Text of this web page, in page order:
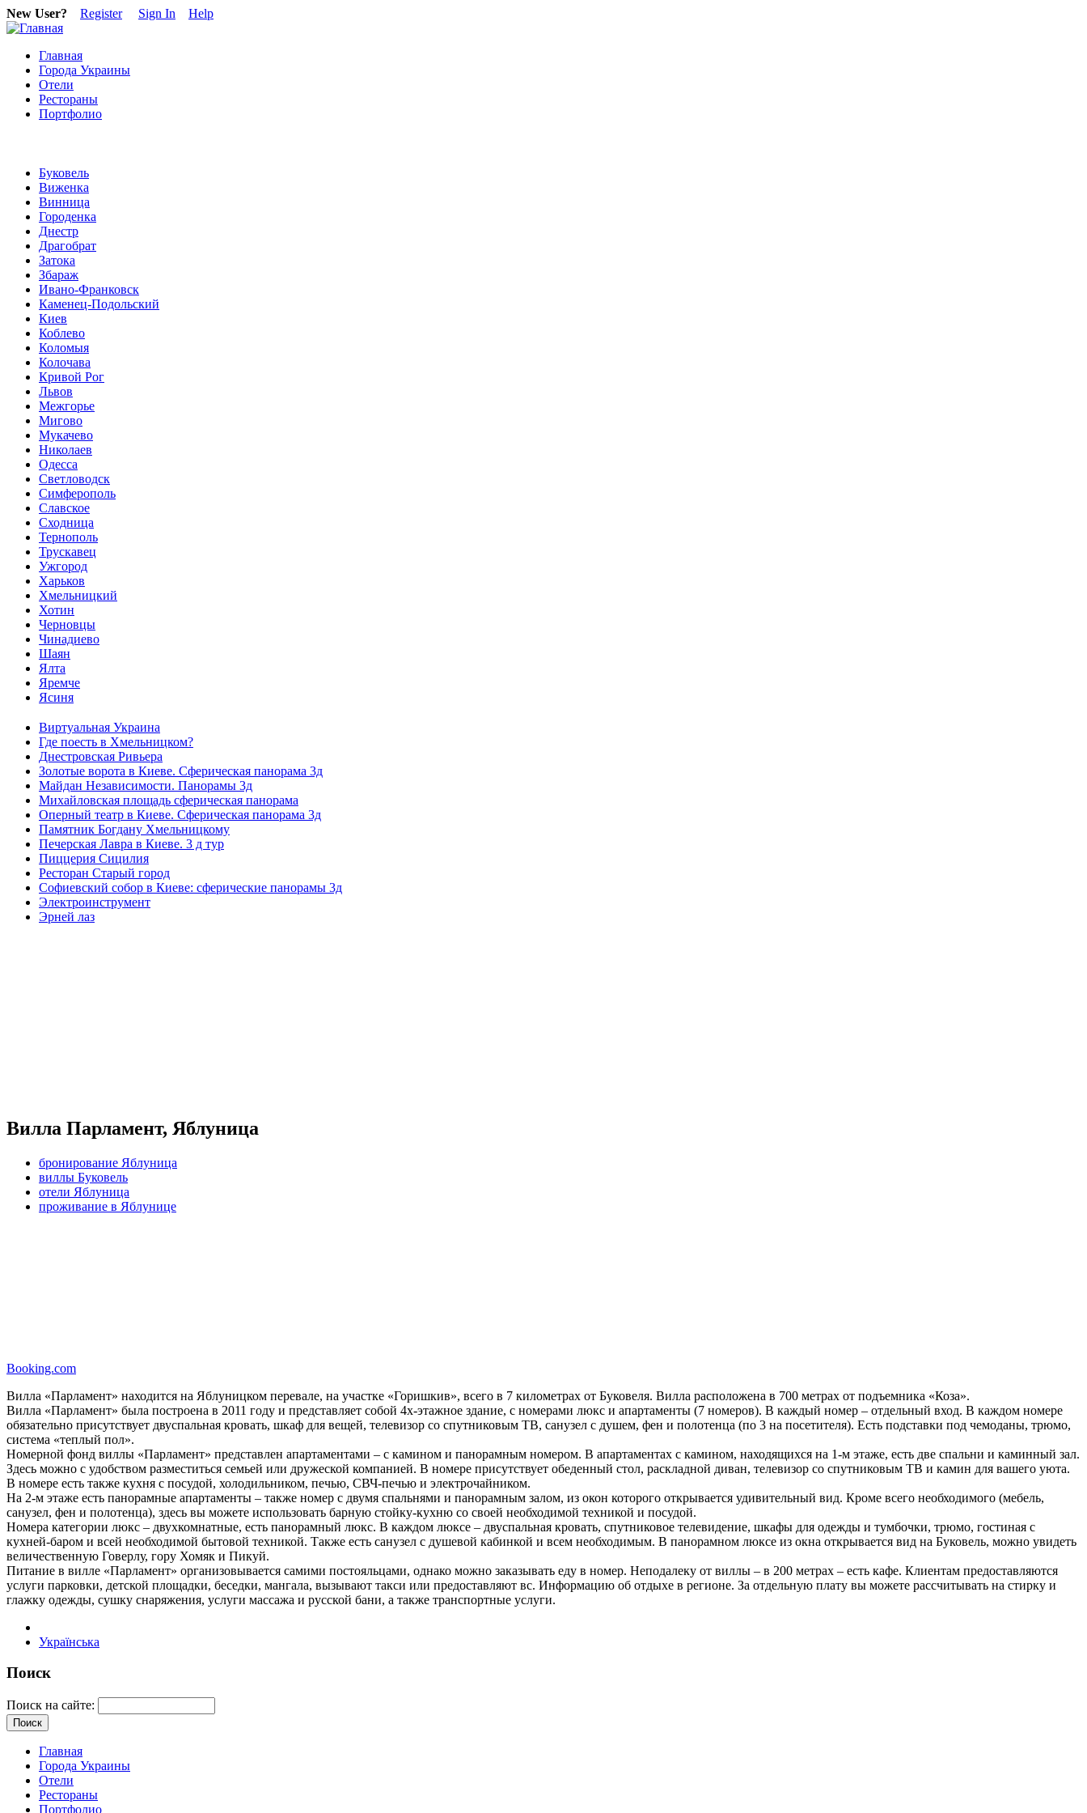
New User? Register Sign In Help
Главная
Города Украины
Отели
Рестораны
Портфолио
Буковель
Виженка
Винница
Городенка
Днестр
Драгобрат
Затока
Збараж
Ивано-Франковск
Каменец-Подольский
Киев
Коблево
Коломыя
Колочава
Кривой Рог
Львов
Межгорье
Мигово
Мукачево
Николаев
Одесса
Светловодск
Симферополь
Славское
Сходница
Тернополь
Трускавец
Ужгород
Харьков
Хмельницкий
Хотин
Черновцы
Чинадиево
Шаян
Ялта
Яремче
Ясиня
Виртуальная Украина
Где поесть в Хмельницком?
Днестровская Ривьера
Золотые ворота в Киеве. Сферическая панорама 3д
Майдан Независимости. Панорамы 3д
Михайловская площадь сферическая панорама
Оперный театр в Киеве. Сферическая панорама 3д
Памятник Богдану Хмельницкому
Печерская Лавра в Киеве. 3 д тур
Пиццерия Сицилия
Ресторан Старый город
Софиевский собор в Киеве: сферические панорамы 3д
Электроинструмент
Эрней лаз
Вилла Парламент, Яблуница
бронирование Яблуница
виллы Буковель
отели Яблуница
проживание в Яблунице
Booking.com
Вилла «Парламент» находится на Яблуницком перевале, на участке «Горишкив», всего в 7 километрах от Буковеля. Вилла расположена в 700 метрах от подъемника «Коза».
Вилла «Парламент» была построена в 2011 году и представляет собой 4х-этажное здание, с номерами люкс и апартаменты (7 номеров). В каждый номер – отдельный вход. В каждом номере
обязательно присутствует двуспальная кровать, шкаф для вещей, телевизор со спутниковым ТВ, санузел с душем, фен и полотенца (по 3 на посетителя). Есть подставки под чемоданы, трюмо,
система «теплый пол».
Номерной фонд виллы «Парламент» представлен апартаментами – с камином и панорамным номером. В апартаментах с камином, находящихся на 1-м этаже, есть две спальни и каминный зал.
Здесь можно с удобством разместиться семьей или дружеской компанией. В номере присутствует обеденный стол, раскладной диван, телевизор со спутниковым ТВ и камин для вашего уюта.
В номере есть также кухня с посудой, холодильником, печью, СВЧ-печью и электрочайником.
На 2-м этаже есть панорамные апартаменты – также номер с двумя спальнями и панорамным залом, из окон которого открывается удивительный вид. Кроме всего необходимого (мебель,
санузел, фен и полотенца), здесь вы можете использовать барную стойку-кухню со своей необходимой техникой и посудой.
Номера категории люкс – двухкомнатные, есть панорамный люкс. В каждом люксе – двуспальная кровать, спутниковое телевидение, шкафы для одежды и тумбочки, трюмо, гостиная с
кухней-баром и всей необходимой бытовой техникой. Также есть санузел с душевой кабинкой и всем необходимым. В панорамном люксе из окна открывается вид на Буковель, можно увидеть
величественную Говерлу, гору Хомяк и Пикуй.
Питание в вилле «Парламент» организовывается самими постояльцами, однако можно заказывать еду в номер. Неподалеку от виллы – в 200 метрах – есть кафе. Клиентам предоставляются
услуги парковки, детской площадки, беседки, мангала, вызывают такси или предоставляют вс. Информацию об отдыхе в регионе. За отдельную плату вы можете рассчитывать на стирку и
глажку одежды, сушку снаряжения, услуги массажа и русской бани, а также транспортные услуги.
Українська
Поиск
Поиск на сайте:
Главная
Города Украины
Отели
Рестораны
Портфолио